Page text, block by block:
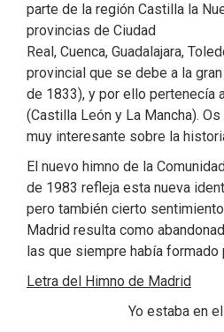
parte de la región Castilla la
provincias de Ciudad
Real, Cuenca, Guadalajara,
provincial que se debe a la
de 1833), y por ello pertenecía
(Castilla León y La Mancha). Os
muy interesante sobre la
El nuevo himno de la
de 1983 refleja esta nueva
pero también cierto
Madrid resulta como
las que siempre había formado
Letra del Himno de Madrid
Yo estaba en